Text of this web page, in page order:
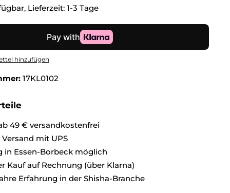
Lieferzeit: 1-3 Tage
hinzufügen
17KL0102
49 € versandkostenfrei
mit UPS
in Essen-Borbeck möglich
Kauf auf Rechnung (über Klarna)
Erfahrung in der Shisha-Branche